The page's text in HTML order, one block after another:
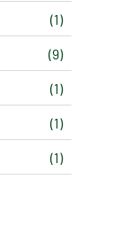
(1)
(9)
(1)
(1)
(1)